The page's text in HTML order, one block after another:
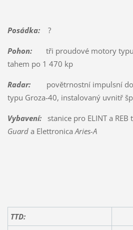
Posádka:?
Pohon:tři proudové motory typu
tahem po 1 470 kp
Radar:povětrnostní impulsní
typu Groza-40, instalovaný uvnitř
Vybavení:stanice pro ELINT a REB
Guarda ElettronicaAries-A
TTD: